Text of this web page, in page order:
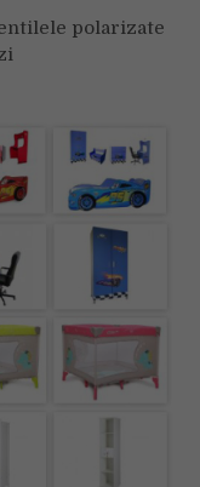
polarizate